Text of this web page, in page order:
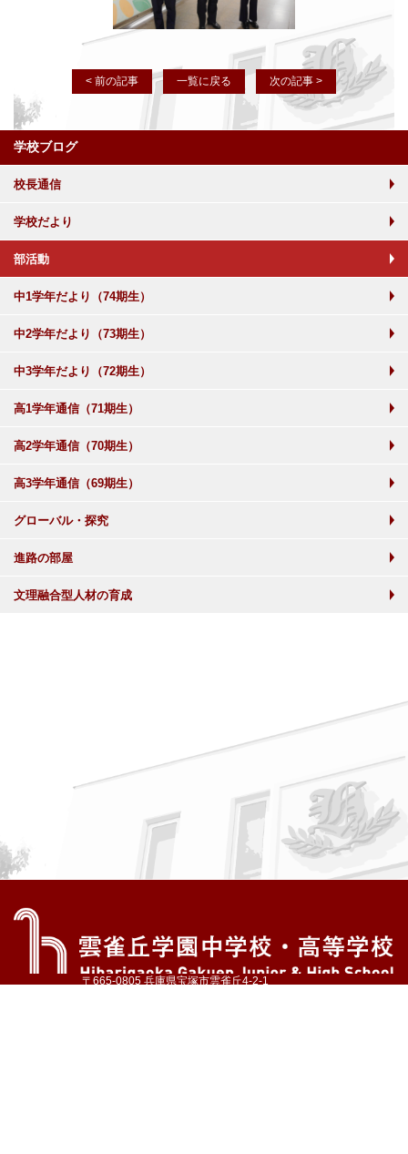
< 前の記事 一覧に戻る 次の記事 >
学校ブログ
校長通信
学校だより
部活動
中1学年だより（74期生）
中2学年だより（73期生）
中3学年だより（72期生）
高1学年通信（71期生）
高2学年通信（70期生）
高3学年通信（69期生）
グローバル・探究
進路の部屋
文理融合型人材の育成
〒665-0805 兵庫県宝塚市雲雀丘4-2-1